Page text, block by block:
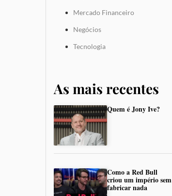
Mercado Financeiro
Negócios
Tecnologia
As mais recentes
Quem é Jony Ive?
Como a Red Bull
criou um império sem
fabricar nada